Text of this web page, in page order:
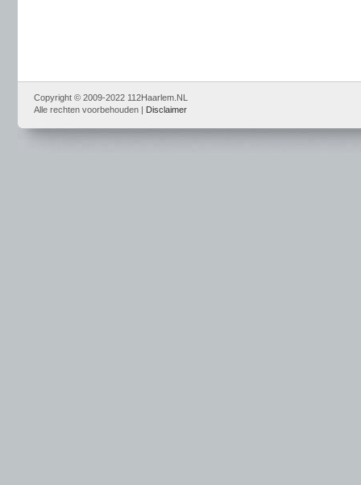
Copyright © 2009-2022 112Haarlem.NL
Alle rechten voorbehouden | Disclaimer